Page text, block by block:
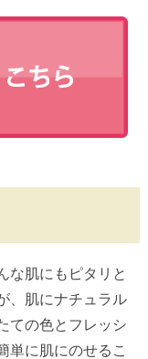
な肌にもピタリと
、肌にナチュラル
ての色とフレッシ
単に肌にのせるこ